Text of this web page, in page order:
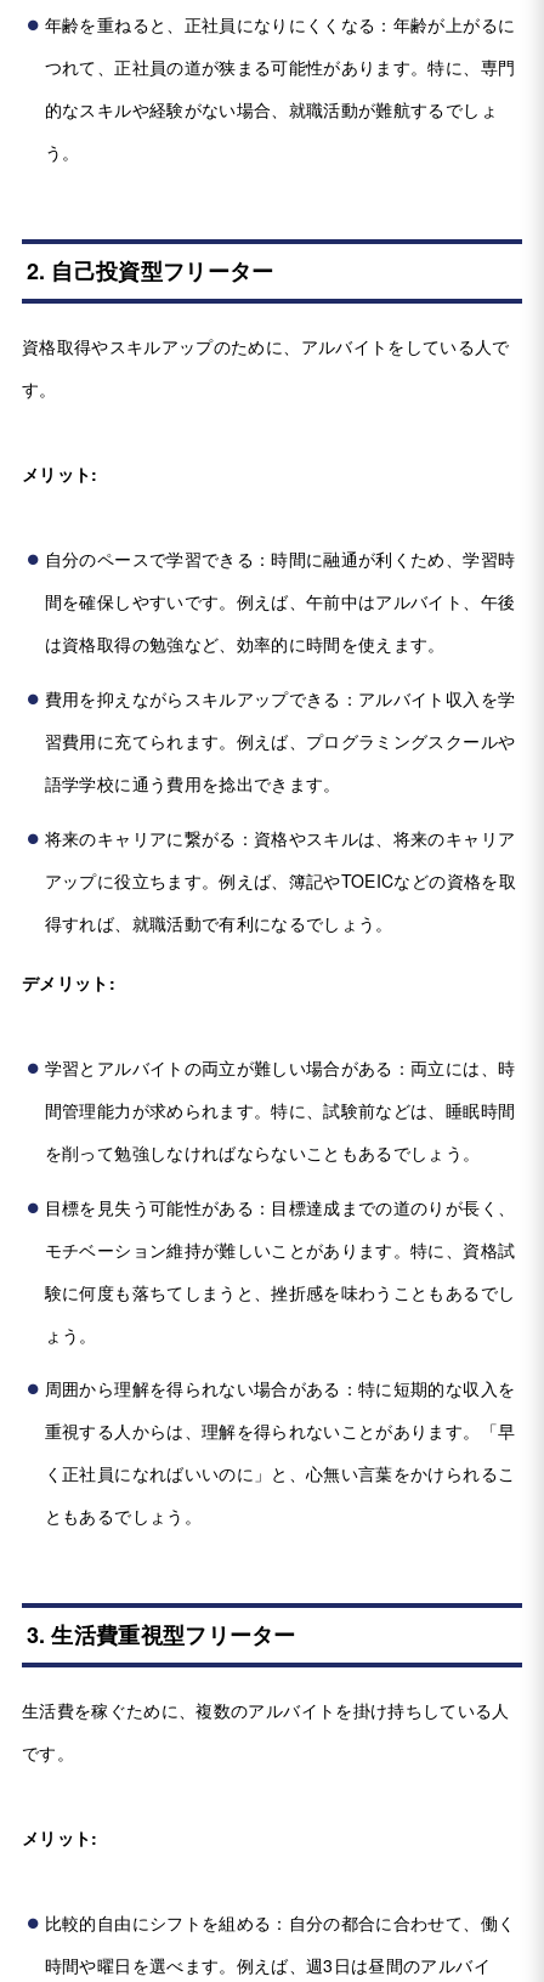
年齢を重ねると、正社員になりにくくなる：年齢が上がるに
つれて、正社員の道が狭まる可能性があります。特に、専門
的なスキルや経験がない場合、就職活動が難航するでしょ
う。
2. 自己投資型フリーター
資格取得やスキルアップのために、アルバイトをしている人で
す。
メリット:
自分のペースで学習できる：時間に融通が利くため、学習時
間を確保しやすいです。例えば、午前中はアルバイト、午後
は資格取得の勉強など、効率的に時間を使えます。
費用を抑えながらスキルアップできる：アルバイト収入を学
習費用に充てられます。例えば、プログラミングスクールや
語学学校に通う費用を捻出できます。
将来のキャリアに繋がる：資格やスキルは、将来のキャリア
アップに役立ちます。例えば、簿記やTOEICなどの資格を取
得すれば、就職活動で有利になるでしょう。
デメリット:
学習とアルバイトの両立が難しい場合がある：両立には、時
間管理能力が求められます。特に、試験前などは、睡眠時間
を削って勉強しなければならないこともあるでしょう。
目標を見失う可能性がある：目標達成までの道のりが長く、
モチベーション維持が難しいことがあります。特に、資格試
験に何度も落ちてしまうと、挫折感を味わうこともあるでし
ょう。
周囲から理解を得られない場合がある：特に短期的な収入を
重視する人からは、理解を得られないことがあります。「早
く正社員になればいいのに」と、心無い言葉をかけられるこ
ともあるでしょう。
3. 生活費重視型フリーター
生活費を稼ぐために、複数のアルバイトを掛け持ちしている人
です。
メリット:
比較的自由にシフトを組める：自分の都合に合わせて、働く
時間や曜日を選べます。例えば、週3日は昼間のアルバイ